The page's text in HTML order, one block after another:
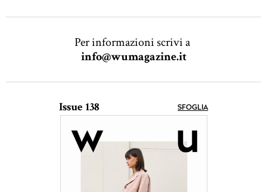
Per informazioni scrivi a
info@wumagazine.it
Issue 138 SFOGLIA